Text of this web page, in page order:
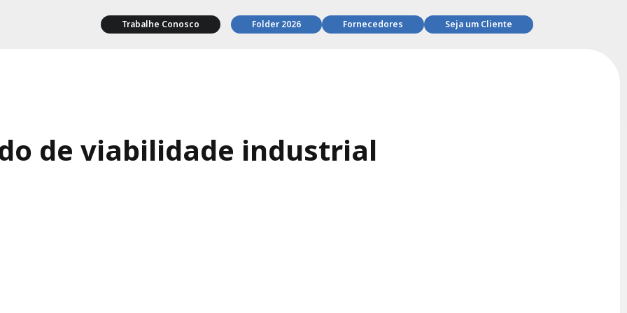
Trabalhe Conosco Folder 2026 Fornecedores Seja um Cliente
de viabilidade industrial